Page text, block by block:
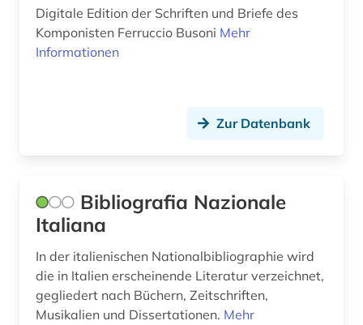
literaturgeschichte (1)
schriftsteller (1)
mailand (1)
malerei (1)
marke (1)
Digitale Edition der Schriften und Briefe des
Komponisten Ferruccio Busoni Mehr
Informationen
Zur Datenbank
Bibliografia Nazionale
Italiana
In der italienischen Nationalbibliographie wird
die in Italien erscheinende Literatur verzeichnet,
gegliedert nach Büchern, Zeitschriften,
Musikalien und Dissertationen. Mehr